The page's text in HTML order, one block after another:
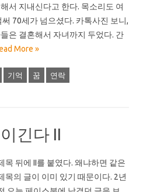
서 지내신다고 한다. 목소리도 여
70세가 넘으셨다. 카톡사진 보니,
은 결혼해서 자녀까지 두었다. 간
More »
기억 꿈 연락
긴다 II
목 뒤에 II를 붙였다. 왜냐하면 같은
목의 글이 이미 있기 때문이다. 2년